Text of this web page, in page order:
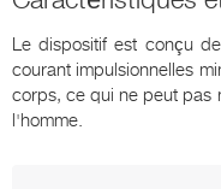
Le dispositif est conçu
courant impulsionnelles
corps, ce qui ne peut pas
l'homme.